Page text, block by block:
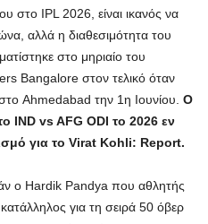
στο IPL 2026, είναι ικανός να
αλλά η διαθεσιμότητα του
στο μηριαίο του
Bangalore στον τελικό όταν
Ahmedabad την 1η Ιουνίου. Ο
IND vs AFG ODI το 2026 εν
για το Virat Kohli: Report.
ο Hardik Pandya που αθλητής
για τη σειρά 50 όβερ